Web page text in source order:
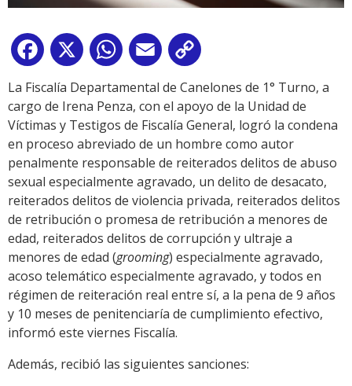
Facebook
X WhatsApp
Email
Link
La Fiscalía Departamental de Canelones de 1° Turno, a
cargo de Irena Penza, con el apoyo de la Unidad de
Víctimas y Testigos de Fiscalía General, logró la condena
en proceso abreviado de un hombre como autor
penalmente responsable de reiterados delitos de abuso
sexual especialmente agravado, un delito de desacato,
reiterados delitos de violencia privada, reiterados delitos
de retribución o promesa de retribución a menores de
edad, reiterados delitos de corrupción y ultraje a
menores de edad (grooming) especialmente agravado,
acoso telemático especialmente agravado, y todos en
régimen de reiteración real entre sí, a la pena de 9 años
y 10 meses de penitenciaría de cumplimiento efectivo,
informó este viernes Fiscalía.
Además, recibió las siguientes sanciones: